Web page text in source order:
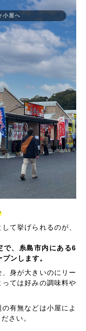
て挙げられるのが、
で、糸島市内にある6
ンします。
身が大きいのにリー
ては好みの調味料や
有無などは小屋によ
さい。
小屋へ